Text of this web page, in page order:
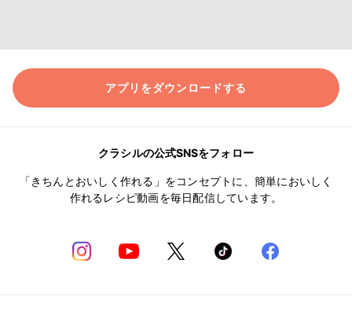
アプリをダウンロードする
クラシルの公式SNSをフォロー
「きちんとおいしく作れる」をコンセプトに、簡単においしく
作れるレシピ動画を毎日配信しています。